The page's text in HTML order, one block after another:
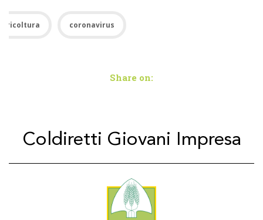
coronavirus
Share on:
Coldiretti Giovani Impresa